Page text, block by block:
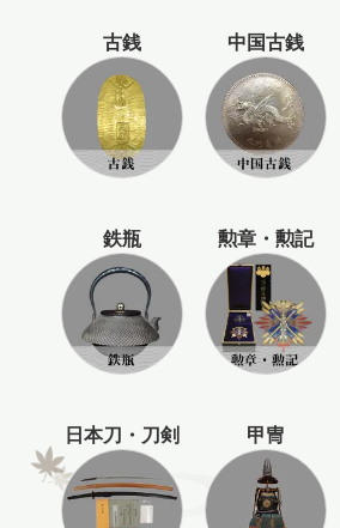
古銭 中国古銭
鉄瓶 勲章・勲記
日本刀・刀剣 甲冑